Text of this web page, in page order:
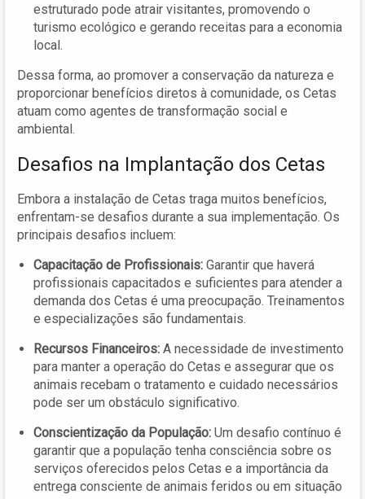
estruturado pode atrair visitantes, promovendo o
turismo ecológico e gerando receitas para a economia
local.
Dessa forma, ao promover a conservação da natureza e
proporcionar benefícios diretos à comunidade, os Cetas
atuam como agentes de transformação social e
ambiental.
Desafios na Implantação dos Cetas
Embora a instalação de Cetas traga muitos benefícios,
enfrentam-se desafios durante a sua implementação. Os
principais desafios incluem:
Capacitação de Profissionais: Garantir que haverá
profissionais capacitados e suficientes para atender a
demanda dos Cetas é uma preocupação. Treinamentos
e especializações são fundamentais.
Recursos Financeiros: A necessidade de investimento
para manter a operação do Cetas e assegurar que os
animais recebam o tratamento e cuidado necessários
pode ser um obstáculo significativo.
Conscientização da População: Um desafio contínuo é
garantir que a população tenha consciência sobre os
serviços oferecidos pelos Cetas e a importância da
entrega consciente de animais feridos ou em situação